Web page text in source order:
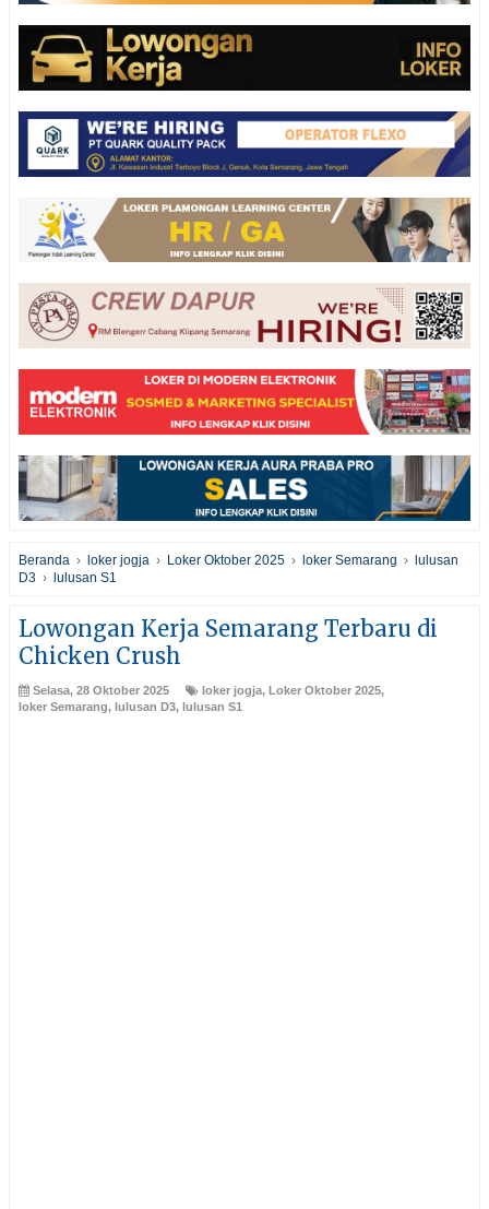
Beranda › loker jogja › Loker Oktober 2025 › loker Semarang › lulusan
D3 › lulusan S1
Lowongan Kerja Semarang Terbaru di
Chicken Crush
Selasa, 28 Oktober 2025 loker jogja, Loker Oktober 2025,
loker Semarang, lulusan D3, lulusan S1